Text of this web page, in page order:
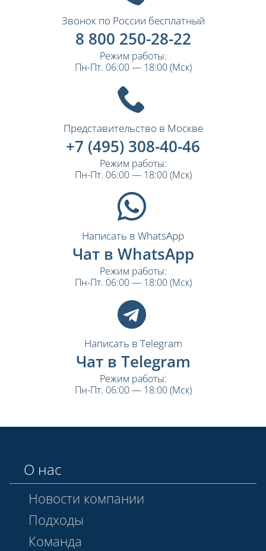
Звонок по России бесплатный
8 800 250-28-22
Режим работы:
Пн-Пт. 06:00 — 18:00 (Мск)
Представительство в Москве
+7 (495) 308-40-46
Режим работы:
Пн-Пт. 06:00 — 18:00 (Мск)
Написать в WhatsApp
Чат в WhatsApp
Режим работы:
Пн-Пт. 06:00 — 18:00 (Мск)
Написать в Telegram
Чат в Telegram
Режим работы:
Пн-Пт. 06:00 — 18:00 (Мск)
О нас
Новости компании
Подходы
Команда